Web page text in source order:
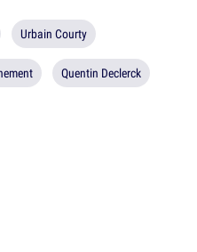
Urbain Courty
Quentin Declerck